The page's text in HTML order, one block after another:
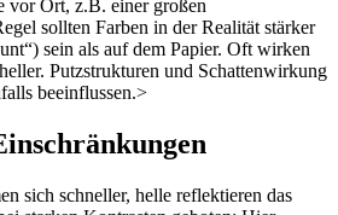
vor Ort, z.B. einer großen
sollten Farben in der Realität stärker
sein als auf dem Papier. Oft wirken
Putzstrukturen und Schattenwirkung
beeinflussen.>
sich schneller, helle reflektieren das